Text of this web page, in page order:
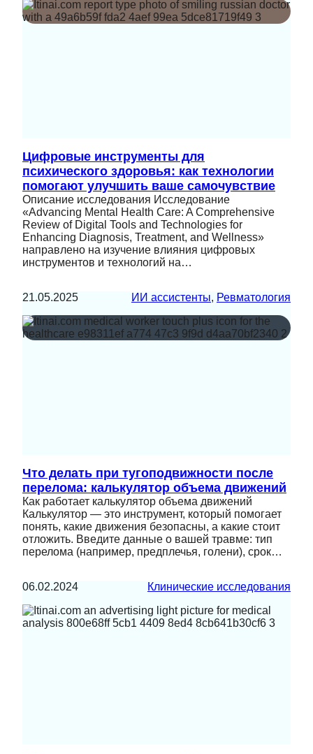
Цифровые инструменты для
психического здоровья: как технологии
помогают улучшить ваше самочувствие
Описание исследования Исследование
«Advancing Mental Health Care: A Comprehensive
Review of Digital Tools and Technologies for
Enhancing Diagnosis, Treatment, and Wellness»
направлено на изучение влияния цифровых
инструментов и технологий на…
21.05.2025 ИИ ассистенты, Ревматология
Что делать при тугоподвижности после
перелома: калькулятор объема движений
Как работает калькулятор объема движений
Калькулятор — это инструмент, который помогает
понять, какие движения безопасны, а какие стоит
отложить. Введите данные о вашей травме: тип
перелома (например, предплечья, голени), срок…
06.02.2024 Клинические исследования